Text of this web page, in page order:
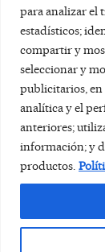
para analizar el
estadísticos;
compartir y
seleccionar y
publicitarios, en
analítica y el
anteriores;
información; y
productos.